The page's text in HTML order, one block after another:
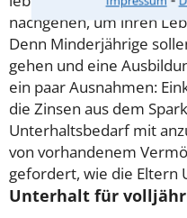
nachgehen, um ihren
Denn Minderjährige
gehen und eine
ein paar Ausnahmen:
die Zinsen aus dem
Unterhaltsbedarf mit
von vorhandenem
gefordert, wie die Eltern
Unterhalt für